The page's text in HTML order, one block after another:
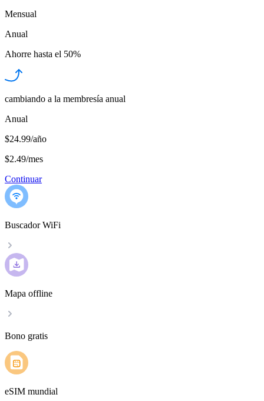
Mensual
Anual
Ahorre hasta el 50%
cambiando a la membresía anual
Anual
$24.99/año
$2.49/mes
Continuar
Buscador WiFi
Mapa offline
Bono gratis
eSIM mundial